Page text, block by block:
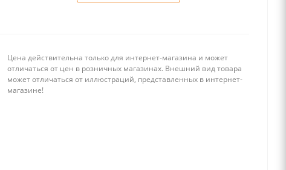
Цена действительна только для интернет-магазина и может
отличаться от цен в розничных магазинах. Внешний вид товара
может отличаться от иллюстраций, представленных в интернет-
магазине!